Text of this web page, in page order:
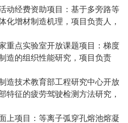
动经费资助项目：基于多旁路等
化增材制造机理，项目负责人，
重点实验室开放课题项目：梯度
造的组织性能研究，项目负责
造技术教育部工程研究中心开放
特征的疲劳驾驶检测方法研究，
上项目：等离子弧穿孔熔池熔凝